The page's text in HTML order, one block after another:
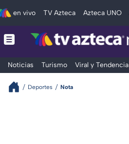
en vivo TV Azteca Azteca UNO
Noticias Turismo Viral y Tendencia
Deportes Nota